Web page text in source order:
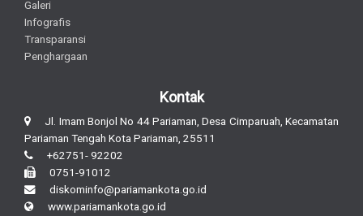
Galeri
Infografis
Transparansi
Penghargaan
Kontak
Jl. Imam Bonjol No 44 Pariaman, Desa Cimparuah, Kecamatan
Pariaman Tengah Kota Pariaman, 25511
+62751- 92202
0751-91012
diskominfo@pariamankota.go.id
www.pariamankota.go.id